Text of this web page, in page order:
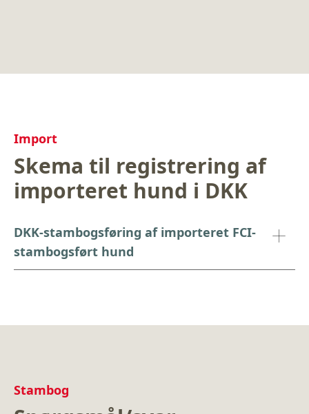
Import
Skema til registrering af
importeret hund i DKK
DKK-stambogsføring af importeret FCI-
stambogsført hund
Stambog